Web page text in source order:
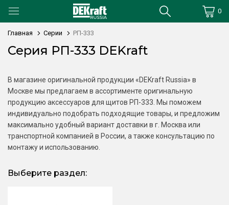
0
Главная Серии РП-333
Серия РП-333 DEKraft
В магазине оригинальной продукции «DEKraft Russia» в
Москве мы предлагаем в ассортименте оригинальную
продукцию аксессуаров для щитов РП-333. Мы поможем
индивидуально подобрать подходящие товары, и предложим
максимально удобный вариант доставки в г. Москва или
транспортной компанией в России, а также консультацию по
монтажу и использованию.
Выберите раздел: